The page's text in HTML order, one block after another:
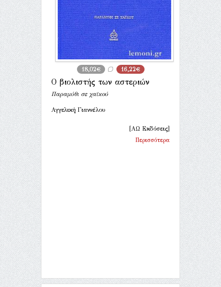
18,02€ 16,22€
Ο βιολιστής των αστεριών
Παραμύθι σε χαϊκού
Αγγελική Γιαννέλου
[ΑΩ Εκδόσεις]
Περισσότερα